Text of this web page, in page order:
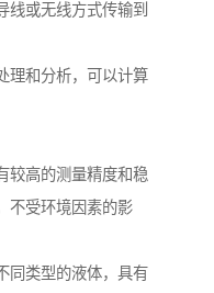
线或无线方式传输到
理和分析，可以计算
较高的测量精度和稳
不受环境因素的影
同类型的液体，具有